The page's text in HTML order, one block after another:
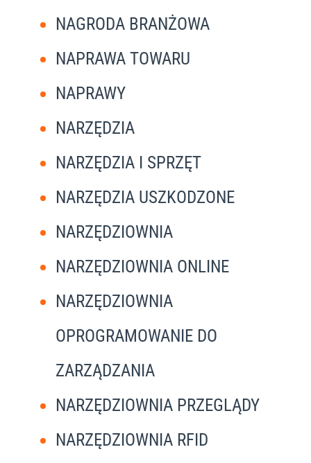
NAGRODA BRANŻOWA
NAPRAWA TOWARU
NAPRAWY
NARZĘDZIA
NARZĘDZIA I SPRZĘT
NARZĘDZIA USZKODZONE
NARZĘDZIOWNIA
NARZĘDZIOWNIA ONLINE
NARZĘDZIOWNIA
OPROGRAMOWANIE DO
ZARZĄDZANIA
NARZĘDZIOWNIA PRZEGLĄDY
NARZĘDZIOWNIA RFID